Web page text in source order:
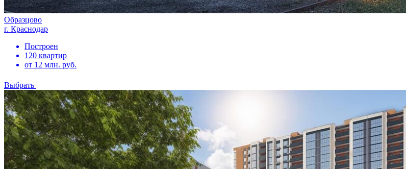
Образцово
г. Краснодар
Построен
120 квартир
от 12 млн. руб.
Выбрать